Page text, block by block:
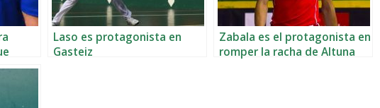
Laso es protagonista en
Gasteiz
Zabala es el protagonista en
romper la racha de Altuna